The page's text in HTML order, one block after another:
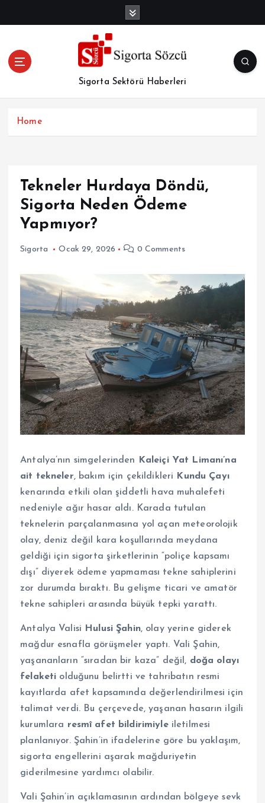
Sigorta Sektörü Haberleri
Home
Tekneler Hurdaya Döndü,
Sigorta Neden Ödeme
Yapmıyor?
Sigorta Ocak 29, 2026 0 Comments
Antalya’nın simgelerinden
Kaleiçi Yat Limanı’na
ait tekneler, bakım için çekildikleri
Kundu Çayı
kenarında etkili olan şiddetli hava muhalefeti
nedeniyle ağır hasar aldı. Karada tutulan
teknelerin parçalanmasına yol açan meteorolojik
olay, deniz değil kara koşullarında meydana
geldiği için sigorta şirketlerinin “poliçe kapsamı
dışı” diyerek ödeme yapmaması tekne sahiplerini
zor durumda bıraktı. Bu gelişme ticari ve amatör
tekne sahipleri arasında büyük tepki yarattı.
Antalya Valisi Hulusi Şahin, olay yerine giderek
mağdur esnafla görüşmeler yaptı. Vali Şahin,
yaşananların “sıradan bir kaza” değil, doğa olayı
felaketi olduğunu belirtti ve tahribatın resmi
kayıtlarda afet kapsamında değerlendirilmesi için
talimat verdi. Bu çerçevede, yaşanan hasarın ilgili
kurumlara resmî afet bildirimiyleiletilmesi
planlanıyor. Şahin’in ifadelerine göre bu yaklaşım,
sigorta engellerini aşarak mağduriyetin
giderilmesine yardımcı olabilir.
Vali Şahin’in açıklamasının ardından bölgeye sevk